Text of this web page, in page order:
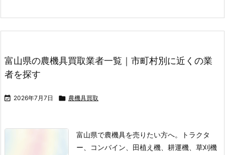
富山県の農機具買取業者一覧｜市町村別に近くの業
者を探す
 2026年7月7日  農機具買取
富山県で農機具を売りたい方へ。トラクタ
ー、コンバイン、田植え機、耕運機、草刈機